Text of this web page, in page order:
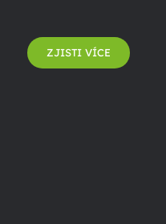
ZJISTI VÍCE